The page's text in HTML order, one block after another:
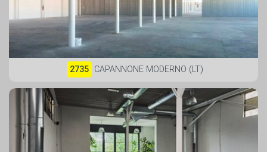
2735 CAPANNONE MODERNO (LT)